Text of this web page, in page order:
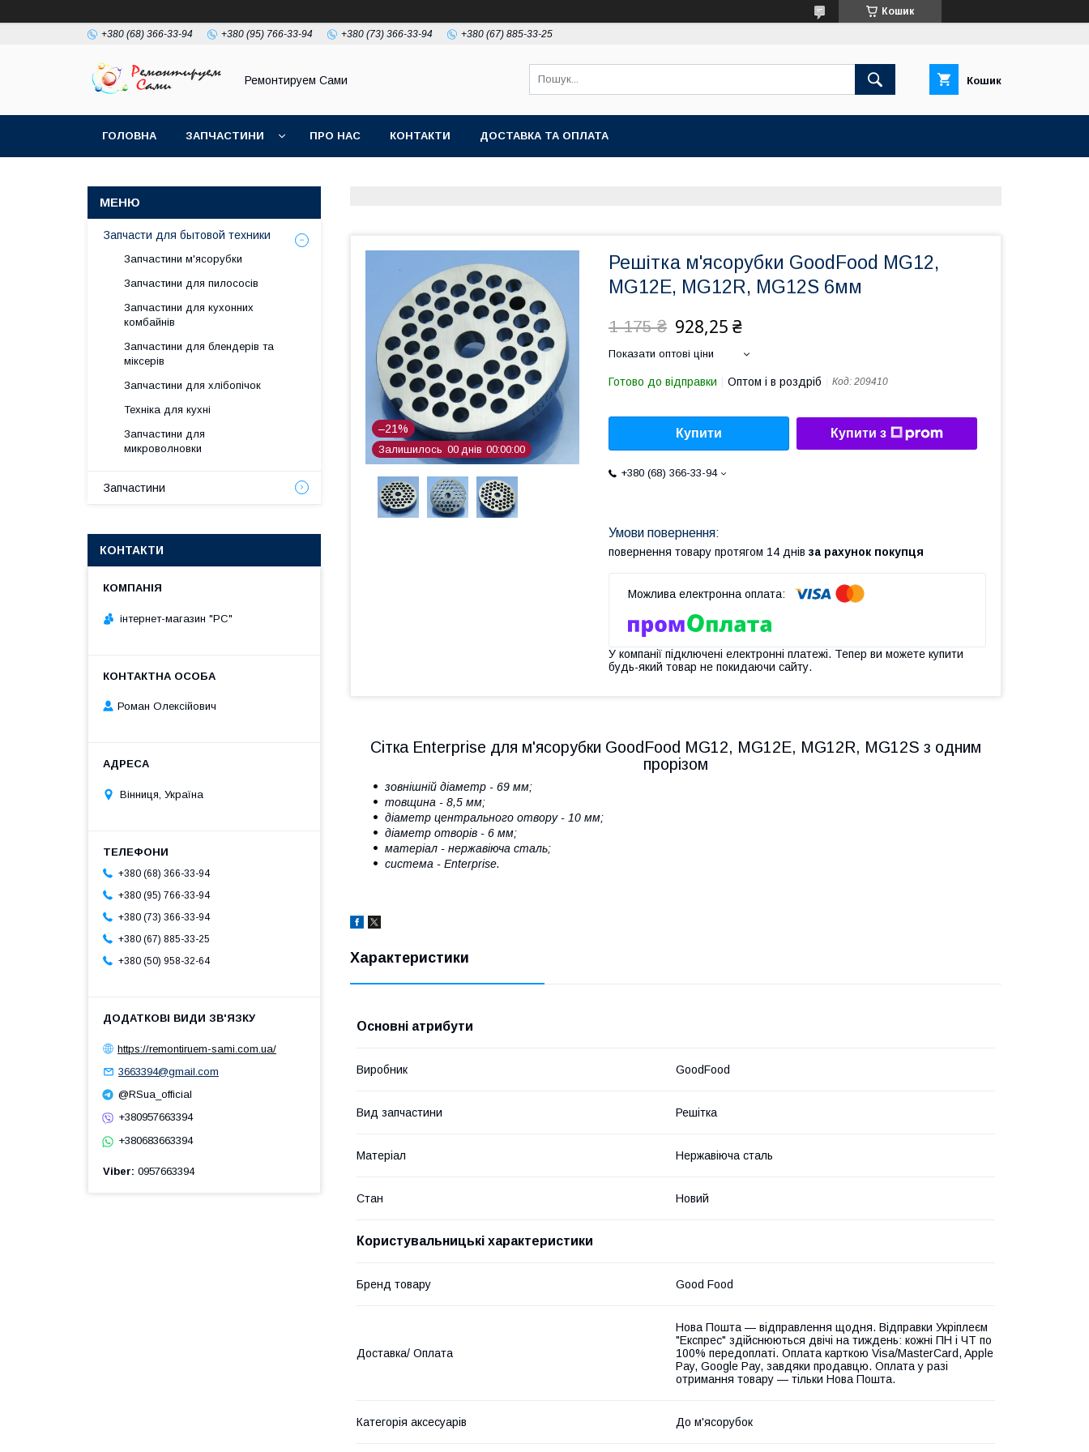
Кошик
+380 (68) 366-33-94 +380 (95) 766-33-94 +380 (73) 366-33-94 +380 (67) 885-33-25
Ремонтируем Сами Кошик
ГОЛОВНА ЗАПЧАСТИНИ ПРО НАС КОНТАКТИ ДОСТАВКА ТА ОПЛАТА
–21%
Залишилось 00 днів 00 00 00
Решітка м'ясорубки GoodFood MG12,
MG12E, MG12R, MG12S 6мм
1 175 ₴ 928,25 ₴
Показати оптові ціни
Готово до відправки Оптом і в роздріб Код: 209410
Купити Купити з
+380 (68) 366-33-94
повернення товару протягом 14 днів за рахунок покупця
У компанії підключені електронні платежі. Тепер ви можете купити
будь-який товар не покидаючи сайту.
Сітка Enterprise для м'ясорубки GoodFood MG12, MG12E, MG12R, MG12S з одним
прорізом
зовнішній діаметр - 69 мм;
товщина - 8,5 мм;
діаметр центрального отвору - 10 мм;
діаметр отворів - 6 мм;
матеріал - нержавіюча сталь;
система - Enterprise.
Характеристики
Основні атрибути
Виробник GoodFood
Вид запчастини Решітка
Матеріал Нержавіюча сталь
Стан Новий
Користувальницькі характеристики
Бренд товару Good Food
Доставка/ Оплата
Нова Пошта — відправлення щодня. Відправки Укріплеєм
"Експрес" здійснюються двічі на тиждень: кожні ПН і ЧТ по
100% передоплаті. Оплата карткою Visa/MasterCard, Apple
Pay, Google Pay, завдяки продавцю. Оплата у разі
отримання товару — тільки Нова Пошта.
Категорія аксесуарів До м'ясорубок
Запчасти для бытовой техники
Запчастини м'ясорубки
Запчастини для пилососів
Запчастини для кухонних
комбайнів
Запчастини для блендерів та
міксерів
Запчастини для хлібопічок
Техніка для кухні
Запчастини для
микроволновки
Запчастини
КОНТАКТИ
інтернет-магазин "РС"
Роман Олексійович
Вінниця, Україна
+380 (68) 366-33-94
+380 (95) 766-33-94
+380 (73) 366-33-94
+380 (67) 885-33-25
+380 (50) 958-32-64
https://remontiruem-sami.com.ua/
3663394@gmail.com
@RSua_official
+380957663394
+380683663394
Viber 0957663394